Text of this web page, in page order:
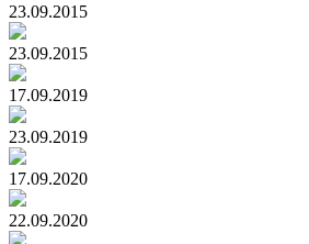
23.09.2015
23.09.2015
17.09.2019
23.09.2019
17.09.2020
22.09.2020